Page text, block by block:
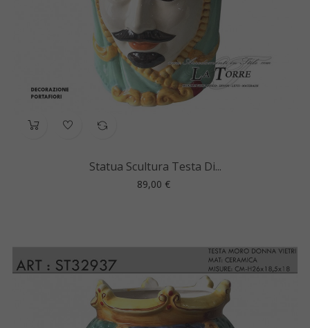
Statua Scultura Testa Di...
Prezzo
89,00 €